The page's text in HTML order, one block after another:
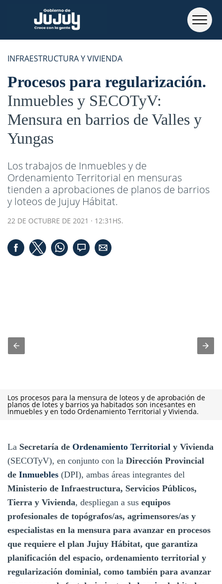
INFRAESTRUCTURA Y VIVIENDA
Procesos para regularización
Inmuebles y SECOTyV:
Mensura en barrios de Valles y
Yungas
Los trabajos de Inmuebles y de
Ordenamiento Territorial en mensuras
tienden a aprobaciones de planos de barrios
y loteos de Jujuy Hábitat.
22 DE OCTUBRE DE 2021 · 12:31HS.
Los procesos para la mensura de loteos y de aprobación de
planos de lotes y barrios ya habitados son incesantes en
Inmuebles y en todo Ordenamiento Territorial y Vivienda.
La Secretaría de Ordenamiento Territorial y Vivienda
(SECOTyV), en conjunto con la Dirección Provincial
de Inmuebles (DPI), ambas áreas integrantes del
Ministerio de Infraestructura, Servicios Públicos,
Tierra y Vivienda, despliegan a sus equipos
profesionales de topógrafos/as, agrimensores/as y
especialistas en la mensura para avanzar en procesos
que requiere el plan Jujuy Hábitat, que garantiza
planificación del espacio, ordenamiento territorial y
regularización dominial, como también para avanzar